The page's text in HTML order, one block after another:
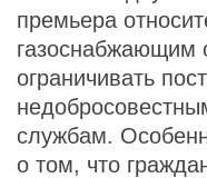
премьера
газоснабжающим
ограничивать
службам.
о том, что